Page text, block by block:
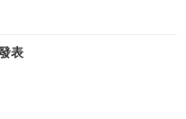
表